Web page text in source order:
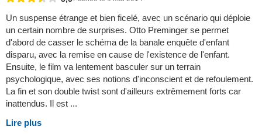
Un suspense étrange et bien ficelé, avec un scénario qui déploie
un certain nombre de surprises. Otto Preminger se permet
d'abord de casser le schéma de la banale enquête d'enfant
disparu, avec la remise en cause de l'existence de l'enfant.
Ensuite, le film va lentement basculer sur un terrain
psychologique, avec ses notions d'inconscient et de refoulement.
La fin et son double twist sont d'ailleurs extrêmement forts car
inattendus. Il est ...
Lire plus